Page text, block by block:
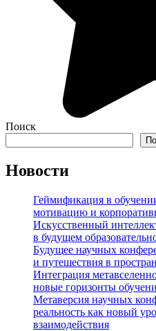
Поиск
Новости
Геймификация в
мотивацию и
Искусственный
в будущем
Будущее научных
и путешествия в
Интеграция
новые горизонты
Метаверсия научных
реальность как новый
взаимодействия